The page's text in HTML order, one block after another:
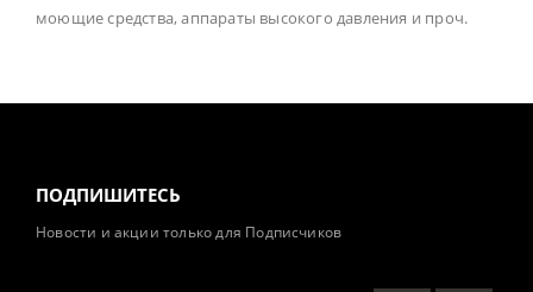
моющие средства, аппараты высокого давления и проч.
ПОДПИШИТЕСЬ
Новости и акции только для Подписчиков